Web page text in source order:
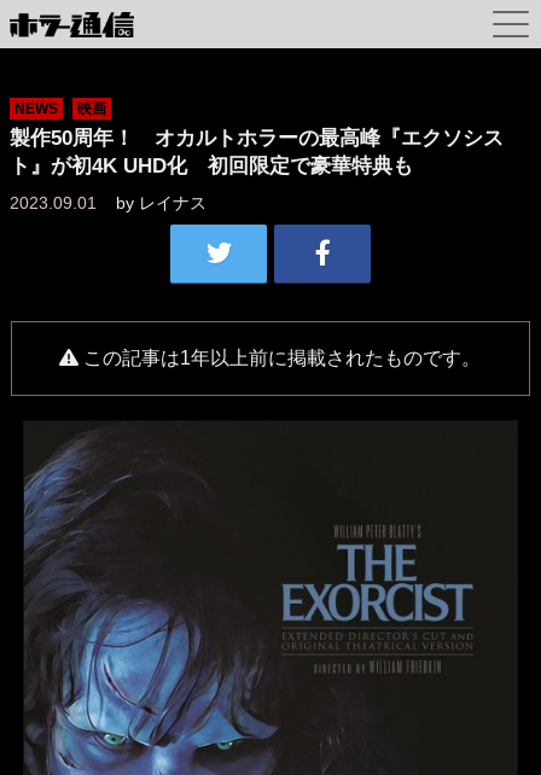
NEWS 映画
製作50周年！ オカルトホラーの最高峰『エクソシス
ト』が初4K UHD化 初回限定で豪華特典も
2023.09.01 by レイナス
この記事は1年以上前に掲載されたものです。